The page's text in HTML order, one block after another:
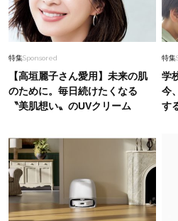
特集Sponsored
【高垣麗子さん愛用】未来の肌
のために。毎日続けたくなる
〝美肌想い〟のUVクリーム
特集
学
今
す